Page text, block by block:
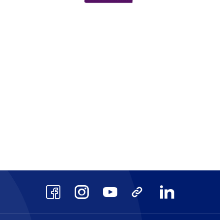
FacebookInstagramYoutube TikTok LinkedIn